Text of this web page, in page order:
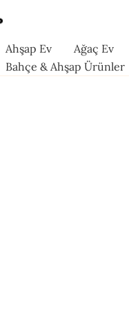
Ahşap Ev Ağaç Ev
Bahçe & Ahşap Ürünler